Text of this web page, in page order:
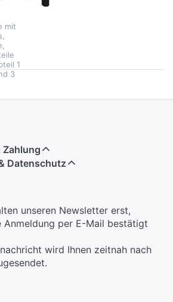
mit
1
3
Zahlung
Datenschutz
unseren Newsletter erst,
Anmeldung per E-Mail bestätigt
wird Ihnen zeitnah nach